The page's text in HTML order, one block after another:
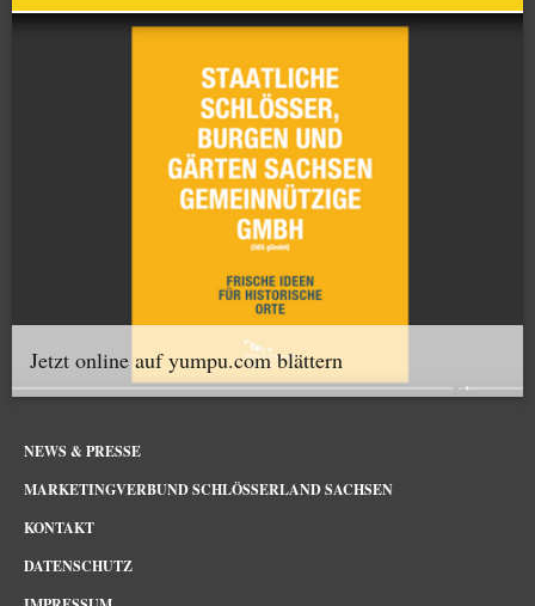
Jetzt online auf yumpu.com blättern
NEWS & PRESSE
MARKETINGVERBUND SCHLÖSSERLAND SACHSEN
KONTAKT
DATENSCHUTZ